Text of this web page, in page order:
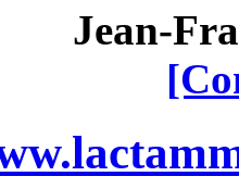
Jean-